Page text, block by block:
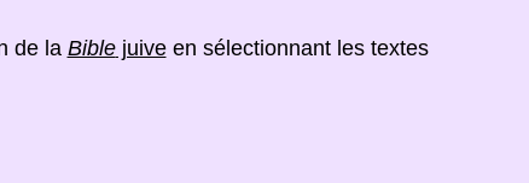
de la Biblejuiveen sélectionnant les textes